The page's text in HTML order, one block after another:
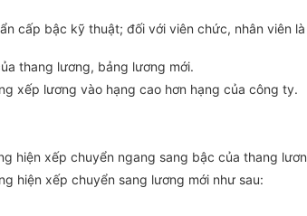
cấp bậc kỹ thuật; đối với viên chức, nhân viên
thang lương, bảng lương mới.
xếp lương vào hạng cao hơn hạng của công ty.
hiện xếp chuyển ngang sang bậc của thang
hiện xếp chuyển sang lương mới như sau: